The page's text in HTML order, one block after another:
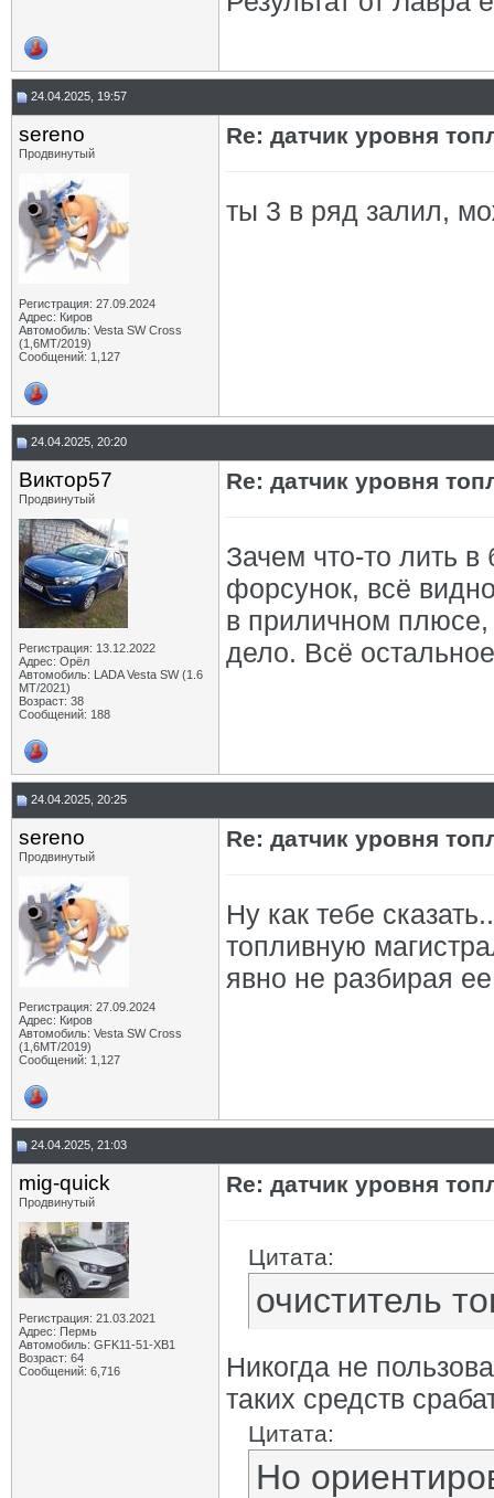
24.04.2025, 19:57
sereno
Продвинутый
Регистрация: 27.09.2024
Адрес: Киров
Автомобиль: Vesta SW Cross
(1,6МТ/2019)
Сообщений: 1,127
Re: датчик уровня
ты 3 в ряд залил,
24.04.2025, 20:20
Виктор57
Продвинутый
Регистрация: 13.12.2022
Адрес: Орёл
Автомобиль: LADA Vesta SW (1.6
МТ/2021)
Возраст: 38
Сообщений: 188
Re: датчик уровня
Зачем что-то лить в
форсунок, всё
в приличном
дело. Всё
24.04.2025, 20:25
sereno
Продвинутый
Регистрация: 27.09.2024
Адрес: Киров
Автомобиль: Vesta SW Cross
(1,6МТ/2019)
Сообщений: 1,127
Re: датчик уровня
Ну как тебе
топливную
явно не разбирая
24.04.2025, 21:03
mig-quick
Продвинутый
Регистрация: 21.03.2021
Адрес: Пермь
Автомобиль: GFK11-51-ХВ1
Возраст: 64
Сообщений: 6,716
Re: датчик уровня
Цитата:
очиститель
Никогда не
таких средств
Цитата:
Но